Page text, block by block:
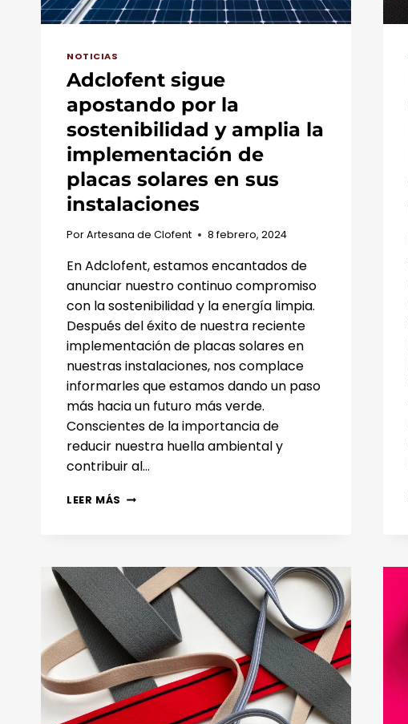
NOTICIAS
Adclofent sigue
apostando por la
sostenibilidad y amplia la
implementación de
placas solares en sus
instalaciones
PorArtesana de Clofent 8 febrero, 2024
En Adclofent, estamos encantados de
anunciar nuestro continuo compromiso
con la sostenibilidad y la energía limpia.
Después del éxito de nuestra reciente
implementación de placas solares en
nuestras instalaciones, nos complace
informarles que estamos dando un paso
más hacia un futuro más verde.
Conscientes de la importancia de
reducir nuestra huella ambiental y
contribuir al…
LEER MÁS ADCLOFENT
SOSTENIBILIDAD
Y
AMPLIA
LA
IMPLEMENTACIÓN
DE
PLACAS
SOLARES
EN